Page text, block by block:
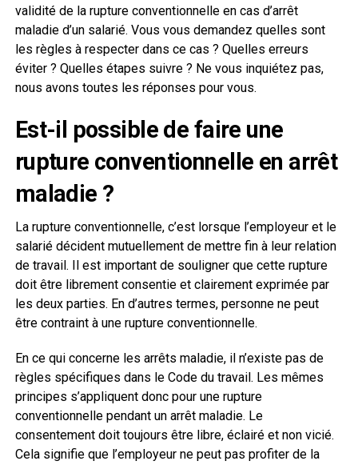
validité de la rupture conventionnelle en cas d’arrêt
maladie d’un salarié. Vous vous demandez quelles sont
les règles à respecter dans ce cas ? Quelles erreurs
éviter ? Quelles étapes suivre ? Ne vous inquiétez pas,
nous avons toutes les réponses pour vous.
Est-il possible de faire une
rupture conventionnelle en arrêt
maladie ?
La rupture conventionnelle, c’est lorsque l’employeur et le
salarié décident mutuellement de mettre fin à leur relation
de travail. Il est important de souligner que cette rupture
doit être librement consentie et clairement exprimée par
les deux parties. En d’autres termes, personne ne peut
être contraint à une rupture conventionnelle.
En ce qui concerne les arrêts maladie, il n’existe pas de
règles spécifiques dans le Code du travail. Les mêmes
principes s’appliquent donc pour une rupture
conventionnelle pendant un arrêt maladie. Le
consentement doit toujours être libre, éclairé et non vicié.
Cela signifie que l’employeur ne peut pas profiter de la